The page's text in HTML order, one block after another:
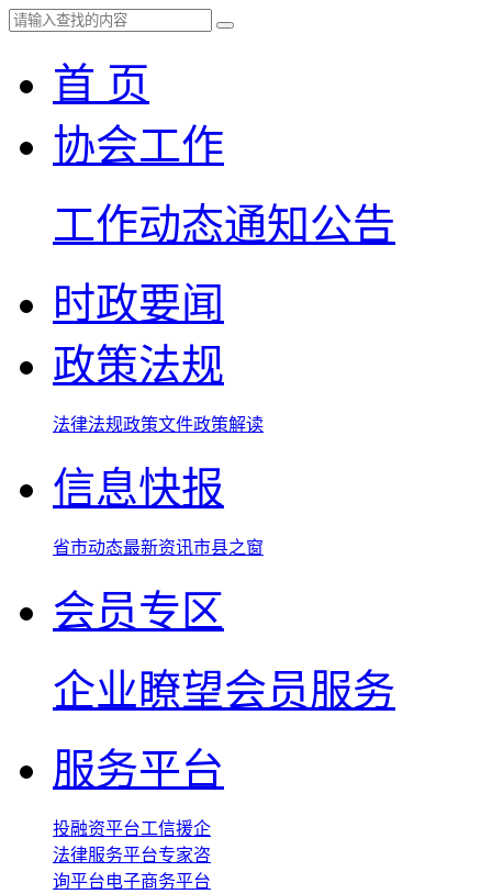
首 页
协会工作
工作动态通知公告
时政要闻
政策法规
法律法规政策文件政策解读
信息快报
省市动态最新资讯市县之窗
会员专区
企业瞭望会员服务
服务平台
投融资平台工信援企
法律服务平台专家咨
询平台电子商务平台